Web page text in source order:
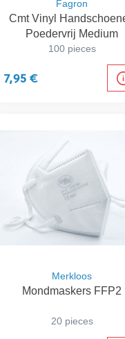
Fagron
Cmt Vinyl
Poedervrij Medium
100 pieces
7,95 €
Merkloos
Mondmaskers FFP2
20 pieces